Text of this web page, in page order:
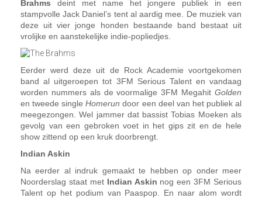
Brahms deint met name het jongere publiek in een
stampvolle Jack Daniel’s tent al aardig mee. De muziek van
deze uit vier jonge honden bestaande band bestaat uit
vrolijke en aanstekelijke indie-popliedjes.
Eerder werd deze uit de Rock Academie voortgekomen
band al uitgeroepen tot 3FM Serious Talent en vandaag
worden nummers als de voormalige 3FM Megahit Golden
en tweede singleHomerun door een deel van het publiek al
meegezongen. Wel jammer dat bassist Tobias Moeken als
gevolg van een gebroken voet in het gips zit en de hele
show zittend op een kruk doorbrengt.
Indian Askin
Na eerder al indruk gemaakt te hebben op onder meer
Noorderslag staat met Indian Askin nog een 3FM Serious
Talent op het podium van Paaspop. En naar alom wordt